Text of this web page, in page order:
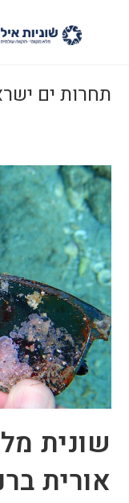
תחרות ים
שונית
אורית